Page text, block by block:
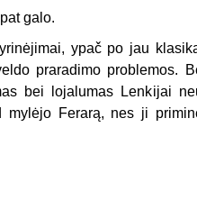
galo.
ypač po jau
praradimo problemos.
bei lojalumas Lenkijai
Ferarą, nes ji